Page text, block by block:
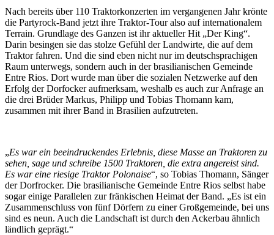
Nach bereits über 110 Traktorkonzerten im vergangenen Jahr krönte
die Partyrock-Band jetzt ihre Traktor-Tour also auf internationalem
Terrain. Grundlage des Ganzen ist ihr aktueller Hit „Der King“.
Darin besingen sie das stolze Gefühl der Landwirte, die auf dem
Traktor fahren. Und die sind eben nicht nur im deutschsprachigen
Raum unterwegs, sondern auch in der brasilianischen Gemeinde
Entre Rios. Dort wurde man über die sozialen Netzwerke auf den
Erfolg der Dorfocker aufmerksam, weshalb es auch zur Anfrage an
die drei Brüder Markus, Philipp und Tobias Thomann kam,
zusammen mit ihrer Band in Brasilien aufzutreten.
„Es war ein beeindruckendes Erlebnis, diese Masse an Traktoren zu
sehen, sage und schreibe 1500 Traktoren, die extra angereist sind.
Es war eine riesige Traktor Polonaise“, so Tobias Thomann, Sänger
der Dorfrocker. Die brasilianische Gemeinde Entre Rios selbst habe
sogar einige Parallelen zur fränkischen Heimat der Band. „Es ist ein
Zusammenschluss von fünf Dörfern zu einer Großgemeinde, bei uns
sind es neun. Auch die Landschaft ist durch den Ackerbau ähnlich
ländlich geprägt.“